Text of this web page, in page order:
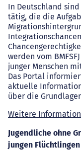
In Deutschland sind
tätig, die die
werden vom
junger Menschen
Das Portal
aktuelle
über die
Weitere
Jugendliche ohne
jungen Flüchtlingen